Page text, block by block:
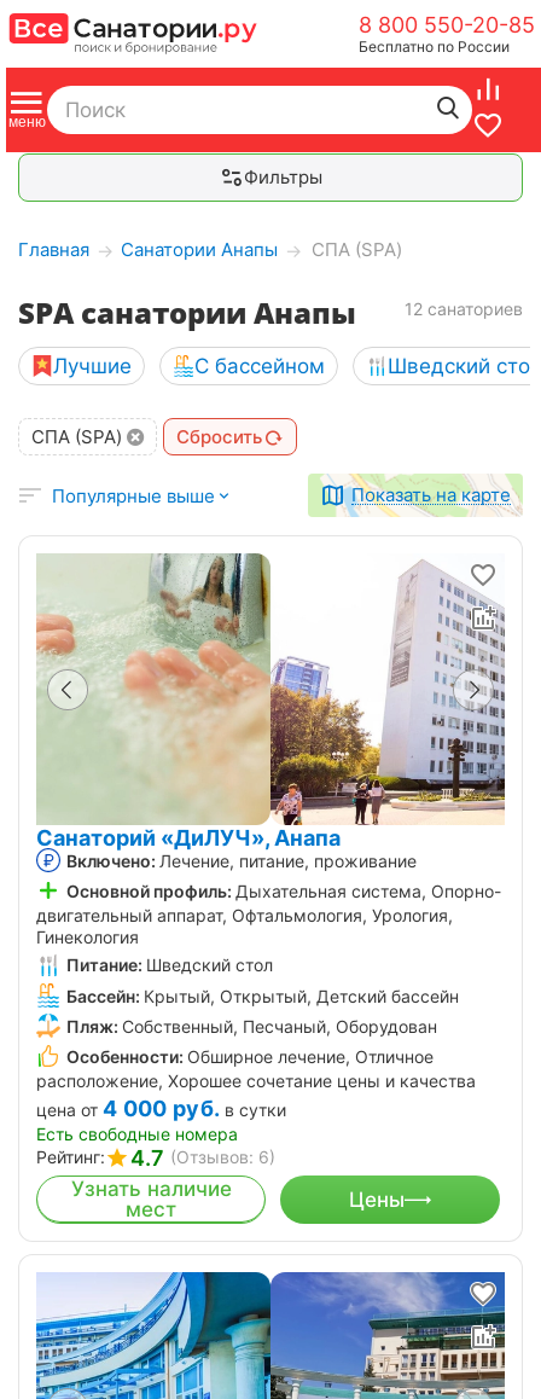
8 800 550-20-85
Бесплатно по России
Фильтры
Главная → Санатории Анапы → СПА (SPA)
SPA санатории Анапы 12 санаториев
Лучшие С бассейном Шведский стол
СПА (SPA) Сбросить
Популярные выше Показать на карте
Санаторий «ДиЛУЧ», Анапа
Включено: Лечение, питание, проживание
Основной профиль: Дыхательная система, Опорно-
двигательный аппарат, Офтальмология, Урология,
Гинекология
Питание: Шведский стол
Бассейн: Крытый, Открытый, Детский бассейн
Пляж: Собственный, Песчаный, Оборудован
Особенности: Обширное лечение, Отличное
расположение, Хорошее сочетание цены и качества
цена от 4 000 руб. в сутки
Есть свободные номера
Рейтинг:
4.7 (Отзывов: 6)
Узнать наличие
мест
Цены